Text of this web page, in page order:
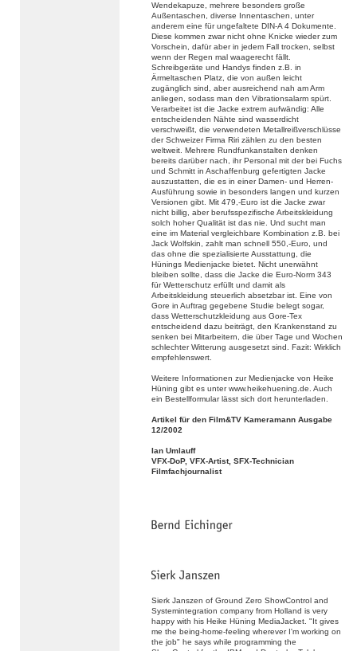
Wendekapuze, mehrere besonders große
Außentaschen, diverse Innentaschen, unter
anderem eine für ungefaltete DIN-A 4 Dokumente.
Diese kommen zwar nicht ohne Knicke wieder zum
Vorschein, dafür aber in jedem Fall trocken, selbst
wenn der Regen mal waagerecht fällt.
Schreibgeräte und Handys finden z.B. in
Ärmeltaschen Platz, die von außen leicht
zugänglich sind, aber ausreichend nah am Arm
anliegen, sodass man den Vibrationsalarm spürt.
Verarbeitet ist die Jacke extrem aufwändig: Alle
entscheidenden Nähte sind wasserdicht
verschweißt, die verwendeten Metallreißverschlüsse
der Schweizer Firma Riri zählen zu den besten
weltweit. Mehrere Rundfunkanstalten denken
bereits darüber nach, ihr Personal mit der bei Fuchs
und Schmitt in Aschaffenburg gefertigten Jacke
auszustatten, die es in einer Damen- und Herren-
Ausführung sowie in besonders langen und kurzen
Versionen gibt. Mit 479,-Euro ist die Jacke zwar
nicht billig, aber berufsspezifische Arbeitskleidung
solch hoher Qualität ist das nie. Und sucht man
eine im Material vergleichbare Kombination z.B. bei
Jack Wolfskin, zahlt man schnell 550,-Euro, und
das ohne die spezialisierte Ausstattung, die
Hünings Medienjacke bietet. Nicht unerwähnt
bleiben sollte, dass die Jacke die Euro-Norm 343
für Wetterschutz erfüllt und damit als
Arbeitskleidung steuerlich absetzbar ist. Eine von
Gore in Auftrag gegebene Studie belegt sogar,
dass Wetterschutzkleidung aus Gore-Tex
entscheidend dazu beiträgt, den Krankenstand zu
senken bei Mitarbeitern, die über Tage und Wochen
schlechter Witterung ausgesetzt sind. Fazit: Wirklich
empfehlenswert.
Weitere Informationen zur Medienjacke von Heike
Hüning gibt es unter www.heikehuening.de. Auch
ein Bestellformular lässt sich dort herunterladen.
Artikel für den Film&TV Kameramann Ausgabe
12/2002
Ian Umlauff
VFX-DoP, VFX-Artist, SFX-Technician
Filmfachjournalist
Sierk Janszen of Ground Zero ShowControl and
Systemintegration company from Holland is very
happy with his Heike Hüning MediaJacket. "It gives
me the being-home-feeling wherever I'm working on
the job" he says while programming the